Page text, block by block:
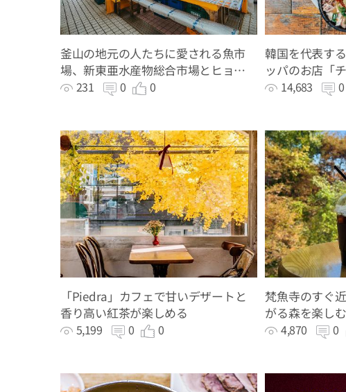
釜山の地元の人たちに愛される魚市
場、新東亜水産物総合市場とヒョン
プンシクダン
231 0 0
韓国を代表す
ッパのお店「
14,683
「Piedra」カフェで甘いデザートと
香り高い紅茶が楽しめる
5,199 0 0
梵魚寺のすぐ
がる森を楽し
4,870 0